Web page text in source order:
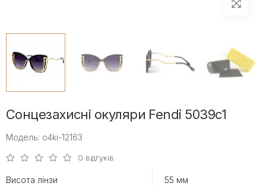
Сонцезахисні окуляри Fendi 5039с1
Модель: o4ki-12163
0 відгуків
Висота лінзи 55 мм